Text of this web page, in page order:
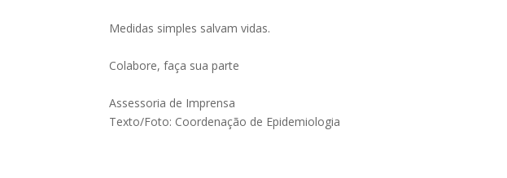
Medidas simples salvam vidas.
Colabore, faça sua parte
Assessoria de Imprensa
Texto/Foto: Coordenação de Epidemiologia